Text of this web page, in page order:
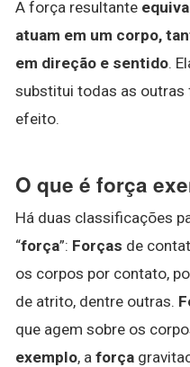
A força resultante
atuam em um corpo,
em direção e sentido.
substitui todas as
efeito.
O que é força
Há duas classificações
“força”: Forças de
os corpos por contato,
de atrito, dentre outras.
que agem sobre os
exemplo, a força